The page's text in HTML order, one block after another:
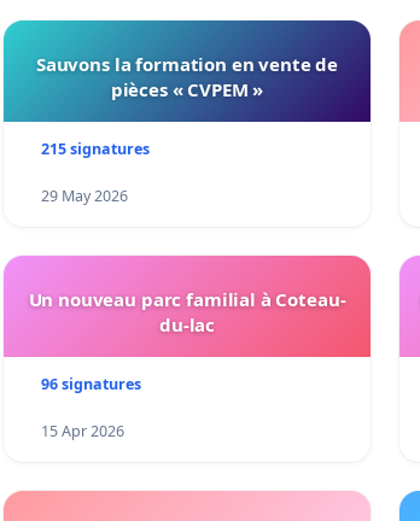
Sauvons la formation en vente de
pièces « CVPEM »
215 signatures
29 May 2026
Un nouveau parc familial à Coteau-
du-lac
96 signatures
15 Apr 2026